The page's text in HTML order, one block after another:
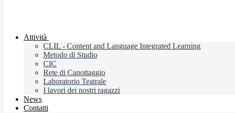
Attività
CLIL - Content and Language Integrated Learning
Metodo di Studio
CIC
Rete di Canottaggio
Laboratorio Teatrale
I lavori dei nostri ragazzi
News
Contatti